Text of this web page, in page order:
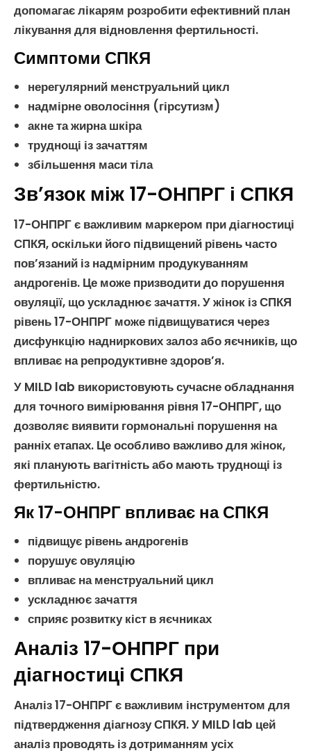
допомагає лікарям розробити ефективний план
лікування для відновлення фертильності.
Симптоми СПКЯ
нерегулярний менструальний цикл
надмірне оволосіння (гірсутизм)
акне та жирна шкіра
труднощі іззачаттям
збільшення маси тіла
Зв’язок між 17-ОНПРГ і СПКЯ
17-ОНПРГє важливим маркером при діагностиці
СПКЯ, оскільки його підвищений рівень часто
пов’язаний із надмірним продукуванням
андрогенів. Це може призводити до порушення
овуляції, що ускладнюєзачаття. У жінок ізСПКЯ
рівень17-ОНПРГ може підвищуватися через
дисфункцію надниркових залоз або яєчників, що
впливає нарепродуктивне здоров’я.
У MILD lab використовують сучасне обладнання
для точного вимірювання рівня 17-ОНПРГ, що
дозволяє виявити гормональні порушення на
ранніх етапах. Це особливо важливо для жінок,
які планують вагітністьабо мають труднощі із
фертильністю.
Як 17-ОНПРГ впливає на СПКЯ
підвищує рівеньандрогенів
порушуєовуляцію
впливає наменструальний цикл
ускладнюєзачаття
сприяє розвитку кіст в яєчниках
Аналіз 17-ОНПРГ при
діагностиці СПКЯ
Аналіз 17-ОНПРГє важливим інструментом для
підтвердження діагнозуСПКЯ. У MILD lab цей
аналіз проводять із дотриманням усіх